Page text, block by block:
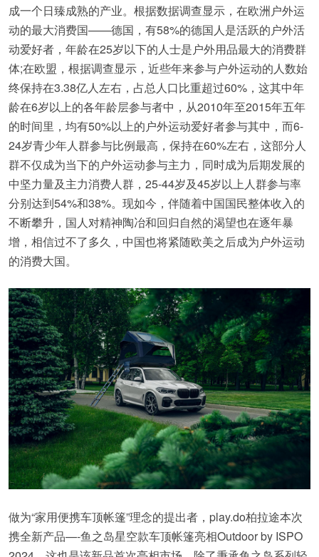
成一个日臻成熟的产业。根据数据调查显示，在欧洲户外运
动的最大消费国——德国，有58%的德国人是活跃的户外活
动爱好者，年龄在25岁以下的人士是户外用品最大的消费群
体;在欧盟，根据调查显示，近些年来参与户外运动的人数始
终保持在3.38亿人左右，占总人口比重超过60%，这其中年
龄在6岁以上的各年龄层参与者中，从2010年至2015年五年
的时间里，均有50%以上的户外运动爱好者参与其中，而6-
24岁青少年人群参与比例最高，保持在60%左右，这部分人
群不仅成为当下的户外运动参与主力，同时成为后期发展的
中坚力量及主力消费人群，25-44岁及45岁以上人群参与率
分别达到54%和38%。现如今，伴随着中国国民整体收入的
不断攀升，国人对精神陶冶和回归自然的渴望也在逐年暴
增，相信过不了多久，中国也将紧随欧美之后成为户外运动
的消费大国。
做为“家用便携车顶帐篷”理念的提出者，play.do柏拉途本次
携全新产品—-鱼之岛星空款车顶帐篷亮相Outdoor by ISPO